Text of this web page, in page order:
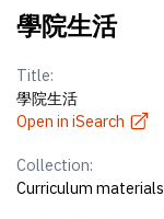
學院生活
Title:
學院生活
Open in iSearch
Collection:
Curriculum materials